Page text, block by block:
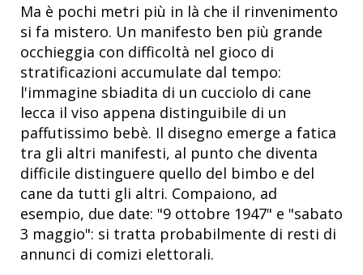
Ma è pochi metri più in là che il rinvenimento
si fa mistero. Un manifesto ben più grande
occhieggia con difficoltà nel gioco di
stratificazioni accumulate dal tempo:
l'immagine sbiadita di un cucciolo di cane
lecca il viso appena distinguibile di un
paffutissimo bebè. Il disegno emerge a fatica
tra gli altri manifesti, al punto che diventa
difficile distinguere quello del bimbo e del
cane da tutti gli altri. Compaiono, ad
esempio, due date: "9 ottobre 1947" e "sabato
3 maggio": si tratta probabilmente di resti di
annunci di comizi elettorali.